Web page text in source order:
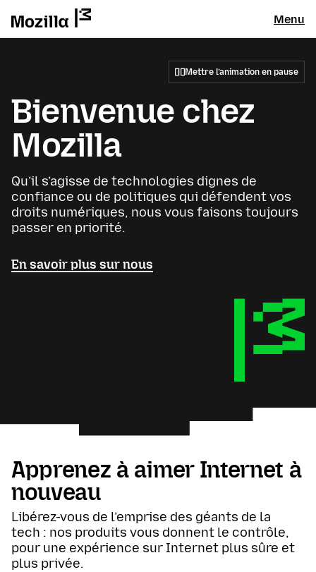
Menu
Mettre l’animation en pause
Bienvenue chez
Mozilla
Qu’il s’agisse de technologies dignes de
confiance ou de politiques qui défendent vos
droits numériques, nous vous faisons toujours
passer en priorité.
En savoir plus sur nous
Apprenez à aimer Internet à
nouveau
Libérez-vous de l’emprise des géants de la
tech : nos produits vous donnent le contrôle,
pour une expérience sur Internet plus sûre et
plus privée.